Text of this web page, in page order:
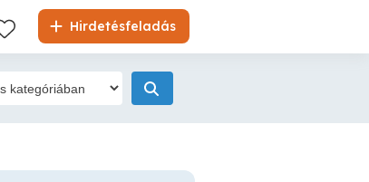
Hirdetésfeladás